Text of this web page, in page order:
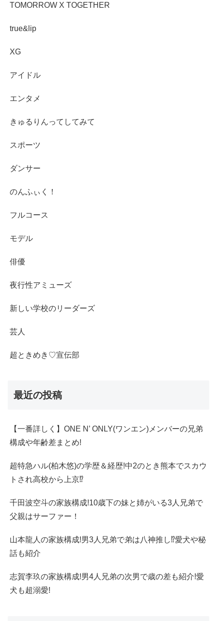
TOMORROW X TOGETHER
true&lip
XG
アイドル
エンタメ
きゅるりんってしてみて
スポーツ
ダンサー
のんふぃく！
フルコース
モデル
俳優
夜行性アミューズ
新しい学校のリーダーズ
芸人
超ときめき♡宣伝部
最近の投稿
【一番詳しく】ONE N’ ONLY(ワンエン)メンバーの兄弟
構成や年齢差まとめ!
超特急ハル(柏木悠)の学歴＆経歴!中2のとき熊本でスカウ
トされ高校から上京⁉
千田波空斗の家族構成!10歳下の妹と姉がいる3人兄弟で
父親はサーファー！
山本龍人の家族構成!男3人兄弟で弟は八神推し⁉愛犬や秘
話も紹介
志賀李玖の家族構成!男4人兄弟の次男で歳の差も紹介!愛
犬も超溺愛!